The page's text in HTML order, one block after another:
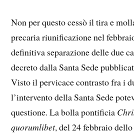
Non per questo cessò il tira e
precaria riunificazione nel
definitiva separazione delle due
decreto dalla Santa Sede
Visto il pervicace contrasto fra i
l’intervento della Santa Sede
questione. La bolla pontificia
quorumlibet, del 24 febbraio dello